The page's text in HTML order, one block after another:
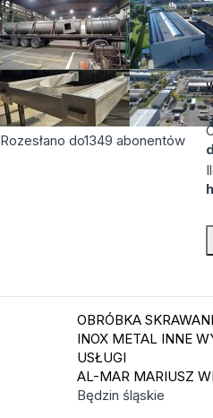
Rozesłano do1349 abonentów
OBRÓBKA
INOX METAL INNE
USŁUGI
AL-MAR MARIUSZ
Będzin śląskie